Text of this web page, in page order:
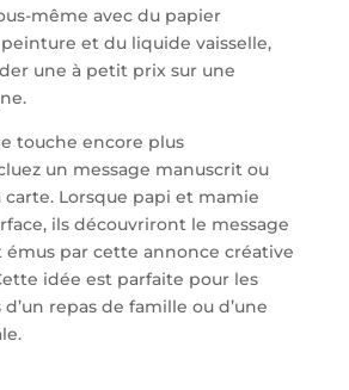
même avec du papier
et du liquide vaisselle,
une à petit prix sur une
touche encore plus
un message manuscrit ou
carte. Lorsque papi et mamie
ils découvriront le message
émus par cette annonce créative
idée est parfaite pour les
repas de famille ou d’une